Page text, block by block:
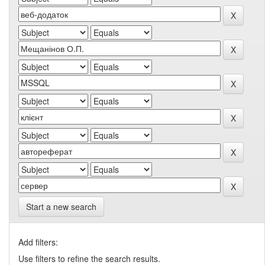
Start a new search
Add filters:
Use filters to refine the search results.